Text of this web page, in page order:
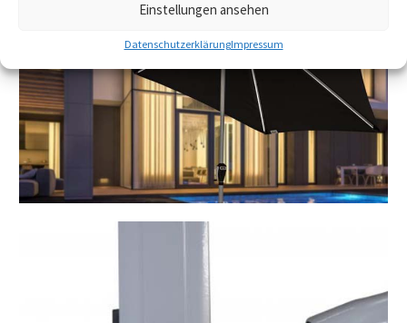
Einstellungen ansehen
DatenschutzerklärungImpressum